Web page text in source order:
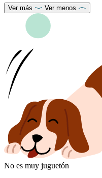
Ver más Ver menos
No es muy juguetón